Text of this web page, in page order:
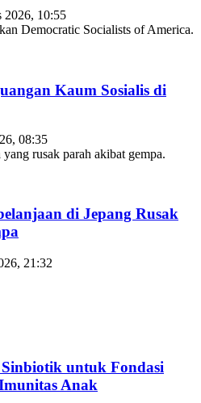
2026, 10:55
Kaum Sosialis di
08:35
di Jepang Rusak
21:32
untuk Fondasi
Anak